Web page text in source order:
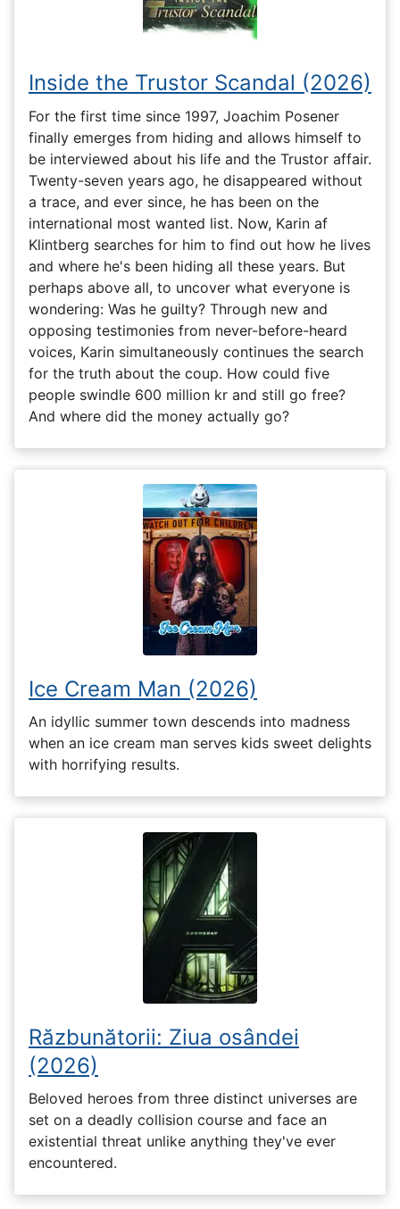
Inside the Trustor Scandal (2026)
For the first time since 1997, Joachim Posener
finally emerges from hiding and allows himself to
be interviewed about his life and the Trustor affair.
Twenty-seven years ago, he disappeared without
a trace, and ever since, he has been on the
international most wanted list. Now, Karin af
Klintberg searches for him to find out how he lives
and where he's been hiding all these years. But
perhaps above all, to uncover what everyone is
wondering: Was he guilty? Through new and
opposing testimonies from never-before-heard
voices, Karin simultaneously continues the search
for the truth about the coup. How could five
people swindle 600 million kr and still go free?
And where did the money actually go?
Ice Cream Man (2026)
An idyllic summer town descends into madness
when an ice cream man serves kids sweet delights
with horrifying results.
Răzbunătorii: Ziua osândei
(2026)
Beloved heroes from three distinct universes are
set on a deadly collision course and face an
existential threat unlike anything they've ever
encountered.